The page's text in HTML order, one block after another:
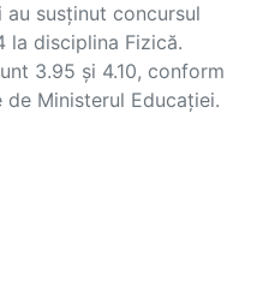
susținut concursul
la disciplina Fizică.
3.95 și 4.10, conform
Ministerul Educației.